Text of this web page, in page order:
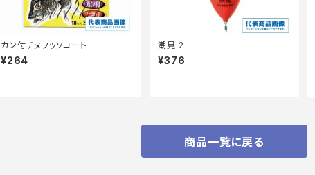
カン付チヌフッソコート
¥264
潮見 2
¥376
商品一覧に戻る